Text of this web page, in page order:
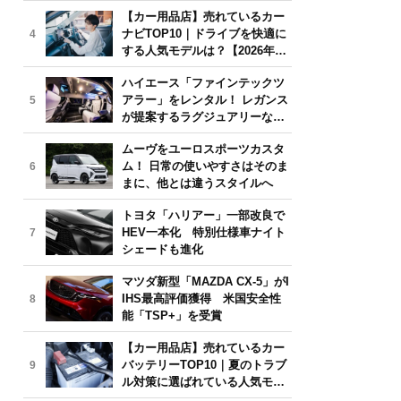
4
【カー用品店】売れているカー
ナビTOP10｜ドライブを快適に
する人気モデルは？【2026年6
月版】
5
ハイエース「ファインテックツ
アラー」をレンタル！ レガンス
が提案するラグジュアリーな移
動体験
6
ムーヴをユーロスポーツカスタ
ム！ 日常の使いやすさはそのま
まに、他とは違うスタイルへ
7
トヨタ「ハリアー」一部改良で
HEV一本化 特別仕様車ナイト
シェードも進化
8
マツダ新型「MAZDA CX-5」がI
IHS最高評価獲得 米国安全性
能「TSP+」を受賞
9
【カー用品店】売れているカー
バッテリーTOP10｜夏のトラブ
ル対策に選ばれている人気モデ